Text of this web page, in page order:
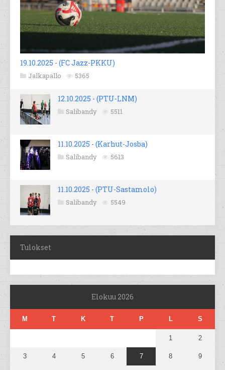
19.10.2025 - (FC Jazz-PKKU)
Jalkapallo 5365
12.10.2025 - (PTU-LNM)
Salibandy 5511
11.10.2025 - (Karhut-Josba)
Salibandy 5613
11.10.2025 - (PTU-Sastamolo)
Salibandy 5549
Tulokset
Elokuu 2026
M T K T P L S
1 2
3 4 5 6 7 8 9